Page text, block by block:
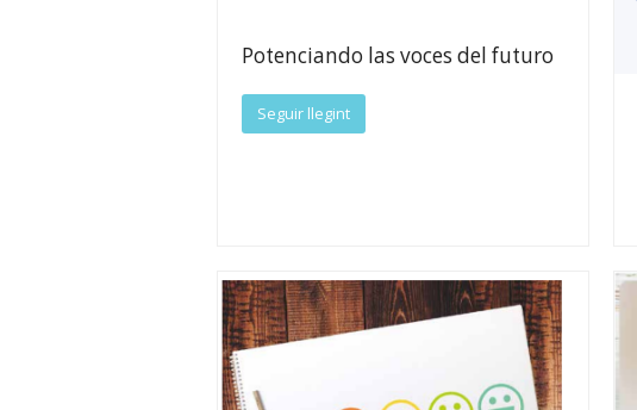
Potenciando las voces del futuro
Seguir llegint